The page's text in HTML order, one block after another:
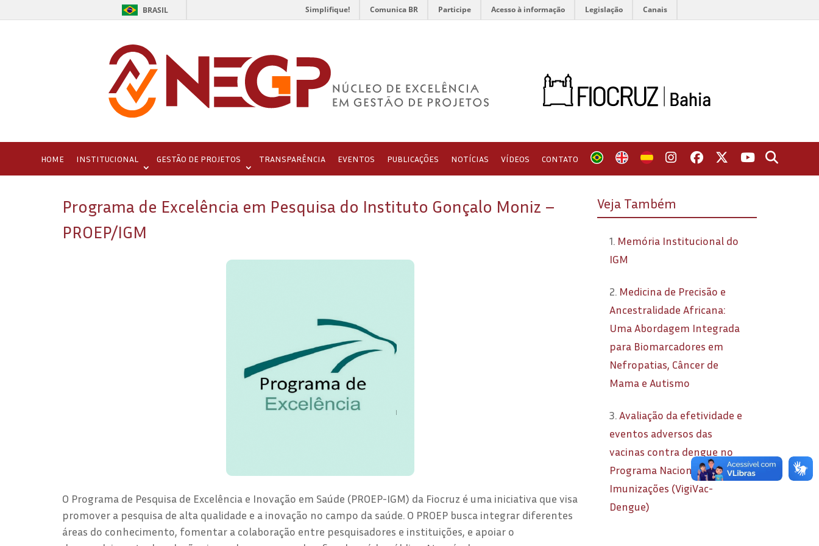
BRASIL Simplifique! Comunica BR Participe Acesso à informação Legislação Canais
HOME INSTITUCIONAL GESTÃO DE PROJETOS TRANSPARÊNCIA EVENTOS PUBLICAÇÕES NOTÍCIAS VÍDEOS CONTATO
Programa de Excelência em Pesquisa do Instituto Gonçalo Moniz –
PROEP/IGM
O Programa de Pesquisa de Excelência e Inovação em Saúde (PROEP-IGM) da Fiocruz é uma iniciativa que visa
promover a pesquisa de alta qualidade e a inovação no campo da saúde. O PROEP busca integrar diferentes
áreas do conhecimento, fomentar a colaboração entre pesquisadores e instituições, e apoiar o
Veja Também
1. Memória Institucional do
IGM
2. Medicina de Precisão e
Ancestralidade Africana:
Uma Abordagem Integrada
para Biomarcadores em
Nefropatias, Câncer de
Mama e Autismo
3.Avaliação da efetividade e
eventos adversos das
vacinas contra dengue no
Programa Nacional de
Imunizações (VigiVac-
Dengue)